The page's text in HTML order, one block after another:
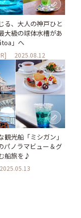
る、大人の神戸ひと
大級の球体水槽があ
」へ
2025.08.12
観光船「ミシガン」
パノラマビュー＆グ
船旅を♪
2025.05.13